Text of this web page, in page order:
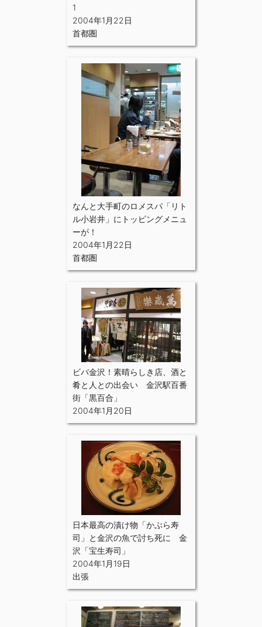
1
2004年1月22日
首都圏
なんと大手町のロメスパ「リト
ル小岩井」にトッピングメニュ
ーが！
2004年1月22日
首都圏
ビバ金沢！素晴らしき店、酒と
肴と人との出会い 金沢駅百番
街「黒百合」
2004年1月20日
日本最高の漬け物「かぶら寿
司」と金沢の魚で討ち死に 金
沢「宝生寿司」
2004年1月19日
出張